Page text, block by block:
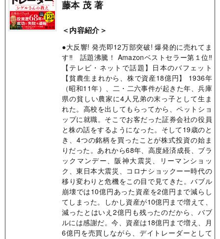
藤本 茂 著
＜内容紹介＞
●大反響! 発売即12万部突破! 爆発的に売れてま
す‼ 話題沸騰！ Amazonベストセラー第１位‼
【テレビ・ネットで話題】日本のバフェット
【貧農生まれから、株で資産18億円】 1936年
（昭和11年）、二・二六事件が起きた年、兵庫
県の貧しい農家に4人兄弟の末っ子として生ま
れた。高校を出してもらってから、ペットショ
ップに就職。そこでお客だった証券会社の役員
と株の話をするようになった。そして19歳のと
き、4つの銘柄を買ったことが株式投資の始ま
りだった。あれから68年、高度経済成長、ブラ
ックマンデー、阪神大震災、リーマンショッ
ク、東日本大震災、コロナショックーー時代の
移り変わりと危機をこの目で見てきた。バブル
崩壊では10億円あった資産を2億円まで減らし
てしまった。しかし資産が10億円まで増えて、
減ったとはいえ2億円も残ったのだから、バブ
ルには感謝だ。今、資産は18億円まで増え、月
6億円を売買しながら、デイトレーダーとして